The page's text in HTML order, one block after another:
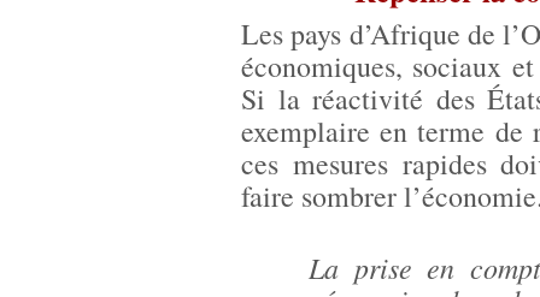
Les pays d’Afrique de
économiques, sociaux
Si la réactivité des
exemplaire en terme de
ces mesures rapides
faire sombrer
La prise en